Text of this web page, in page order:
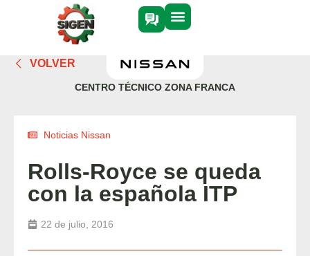
VOLVER
CENTRO TÉCNICO ZONA FRANCA
Noticias Nissan
Rolls-Royce se queda
con la española ITP
22 de julio, 2016